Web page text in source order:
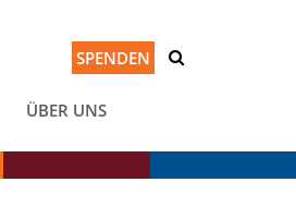
SPENDEN
ÜBER UNS